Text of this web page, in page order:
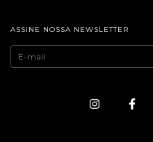
ASSINE NOSSA NEWSLETTER